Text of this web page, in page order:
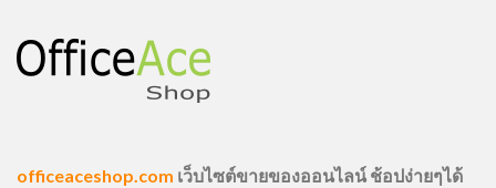
officeaceshop.com เว็บไซต์ขายของออนไลน์ ช้อปง่ายๆได้